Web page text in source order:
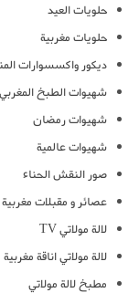
حلويات العيد
حلويات مغربية
ديكور واكسسوارات
شهيوات الطبخ المغربي
شهيوات رمضان
شهيوات عالمية
صور النقش الحناء
عصائر و مقبلات مغربية
لالة مولاتي TV
لالة مولاتي اناقة مغربية
مطبخ لالة مولاتي